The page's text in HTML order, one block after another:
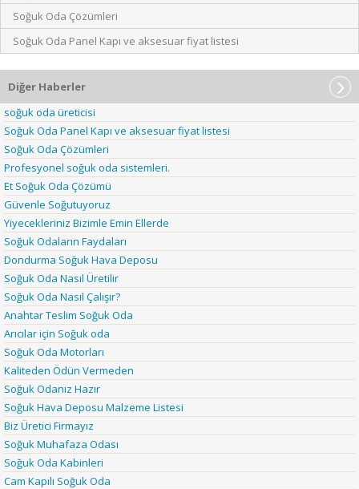
Soğuk Oda Çözümleri
Soğuk Oda Panel Kapı ve aksesuar fiyat listesi
Diğer Haberler
soğuk oda üreticisi
Soğuk Oda Panel Kapı ve aksesuar fiyat listesi
Soğuk Oda Çözümleri
Profesyonel soğuk oda sistemleri.
Et Soğuk Oda Çözümü
Güvenle Soğutuyoruz
Yiyecekleriniz Bizimle Emin Ellerde
Soğuk Odaların Faydaları
Dondurma Soğuk Hava Deposu
Soğuk Oda Nasıl Üretilir
Soğuk Oda Nasıl Çalışır?
Anahtar Teslim Soğuk Oda
Arıcılar için Soğuk oda
Soğuk Oda Motorları
Kaliteden Ödün Vermeden
Soğuk Odanız Hazır
Soğuk Hava Deposu Malzeme Listesi
Biz Üretici Firmayız
Soğuk Muhafaza Odası
Soğuk Oda Kabinleri
Cam Kapılı Soğuk Oda